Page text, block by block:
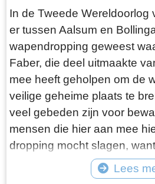
weergegeven. Oorlog
1940. Alles was bij ons aan
rustig. Eenige dagen
gekregen dat de algemeene
verergerd en daarop waren
verloven ingetrokken. Bij
waren direct de noodige
getroffen.Onze brug, die
van de Duitsche grens was
van ladingen trotyl voorzien
gemaakt om hem te laten
In de Tweede Wereldoorlog
er tussen Aalsum en
wapendropping geweest
Faber, die deel uitmaakte
mee heeft geholpen om de
veilige geheime plaats te
veel gebeden zijn voor
mensen die hier aan mee
dropping mocht slagen,
gebeuren was niet
nieuwe maan werden de
Lees